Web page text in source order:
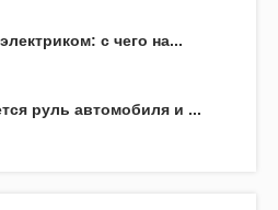
с чего на...
руль автомобиля и ...